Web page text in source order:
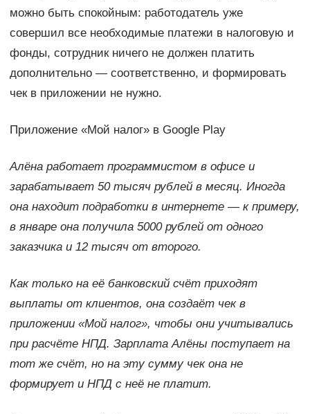
можно быть спокойным: работодатель уже
совершил все необходимые платежи в налоговую и
фонды, сотрудник ничего не должен платить
дополнительно — соответственно, и формировать
чек в приложении не нужно.
Приложение «Мой налог» в Google Play
Алёна работает программистом в офисе и
зарабатывает 50 тысяч рублей в месяц. Иногда
она находит подработки в интернете — к примеру,
в январе она получила 5000 рублей от одного
заказчика и 12 тысяч от второго.
Как только на её банковский счёт приходят
выплаты от клиентов, она создаёт чек в
приложении «Мой налог», чтобы они учитывались
при расчёте НПД. Зарплата Алёны поступает на
тот же счёт, но на эту сумму чек она не
формирует и НПД с неё не платит.